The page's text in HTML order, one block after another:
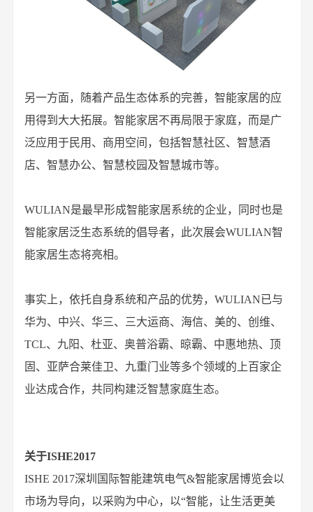
另一方面，随着产品生态体系的完善，智能家居的应
用得到大大拓展。智能家居不再局限于家庭，而是广
泛应用于民用、商用空间，包括智慧社区、智慧酒
店、智慧办公、智慧校园及智慧城市等。
WULIAN是最早形成智能家居系统的企业，同时也是
智能家居泛生态系统的倡导者，此次展会WULIAN智
能家居生态将亮相。
事实上，依托自身系统和产品的优势，WULIAN已与
华为、中兴、华三、三大运商、海信、美的、创维、
TCL、九阳、杜亚、奥普浴霸、晾霸、中惠地热、顶
固、亚萨合莱佳卫、九重门业等多个领域的上百家企
业达成合作，共同构建泛智慧家庭生态。
关于ISHE2017
ISHE 2017深圳国际智能建筑电气&智能家居博览会以
市场为导向，以采购为中心，以“智能，让生活更美